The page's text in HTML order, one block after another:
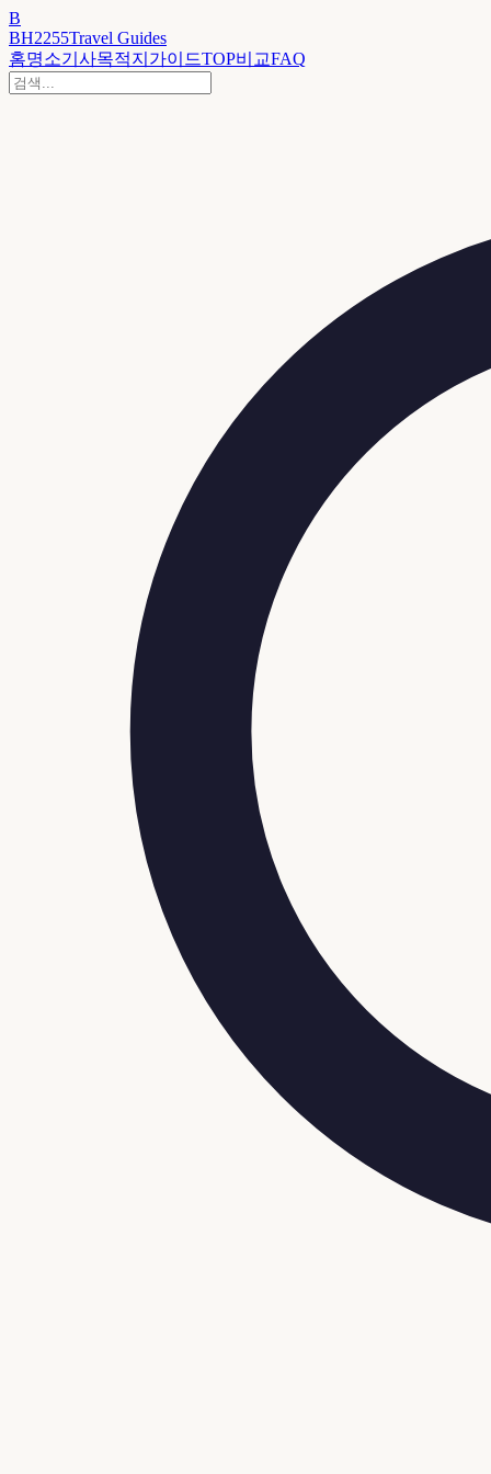
B
BH2255Travel Guides
홈명소기사목적지 가이드TOP비교FAQ